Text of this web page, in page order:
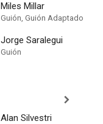
Miles Millar
Guión, Guión Adaptado
Jorge Saralegui
Guión
Alan Silvestri